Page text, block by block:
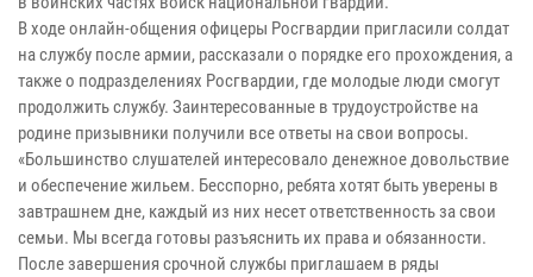
В ходе онлайн-общения офицеры Росгвардии пригласили солдат
на службу после армии, рассказали о порядке его прохождения, а
также о подразделениях Росгвардии, где молодые люди смогут
продолжить службу. Заинтересованные в трудоустройстве на
родине призывники получили все ответы на свои вопросы.
«Большинство слушателей интересовало денежное довольствие
и обеспечение жильем. Бесспорно, ребята хотят быть уверены в
завтрашнем дне, каждый из них несет ответственность за свои
семьи. Мы всегда готовы разъяснить их права и обязанности.
После завершения срочной службы приглашаем в ряды